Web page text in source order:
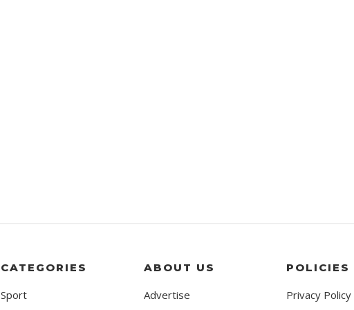
CATEGORIES
Sport
ABOUT US
Advertise
POLICIES
Privacy Policy